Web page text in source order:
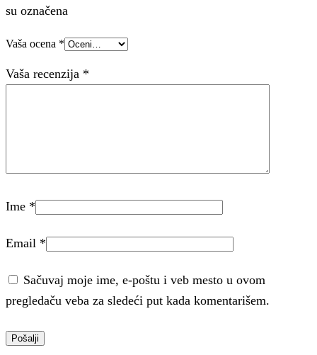
su označena
Vaša ocena *
Vaša recenzija *
Ime *
Email *
Sačuvaj moje ime, e-poštu i veb mesto u ovom
pregledaču veba za sledeći put kada komentarišem.